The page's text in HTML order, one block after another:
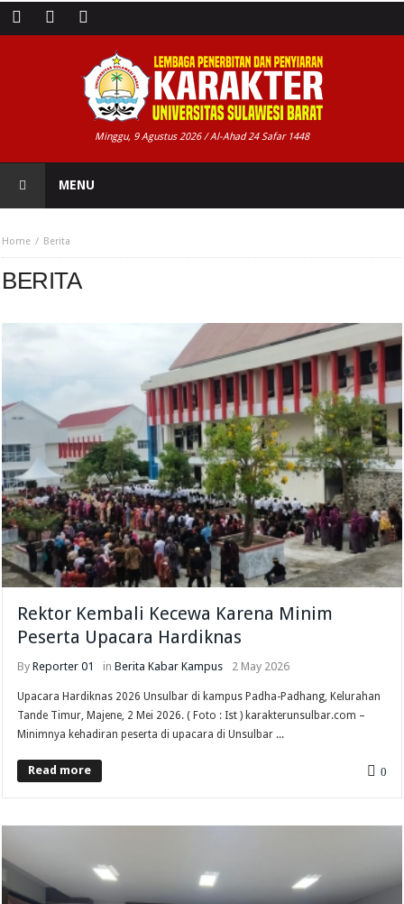
Minggu, 9 Agustus 2026 / Al-Ahad 24 Safar 1448
MENU
Home Berita
BERITA
Rektor Kembali Kecewa Karena Minim
Peserta Upacara Hardiknas
ByReporter 01 inBerita Kabar Kampus 2 May 2026
Upacara Hardiknas 2026 Unsulbar di kampus Padha-Padhang, Kelurahan
Tande Timur, Majene, 2 Mei 2026. ( Foto : Ist ) karakterunsulbar.com –
Minimnya kehadiran peserta di upacara di Unsulbar ...
Read more 0